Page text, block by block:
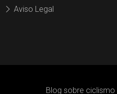
Aviso Legal
Blog sobre ciclismo